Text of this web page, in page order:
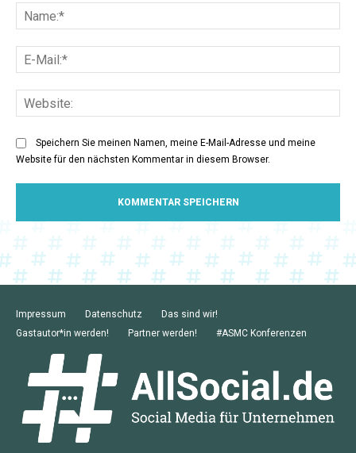
Speichern Sie meinen Namen, meine E-Mail-Adresse und meine
Website für den nächsten Kommentar in diesem Browser.
Impressum Datenschutz
Das sind wir!
Gastautor*in werden!
Partner werden! #ASMC Konferenzen